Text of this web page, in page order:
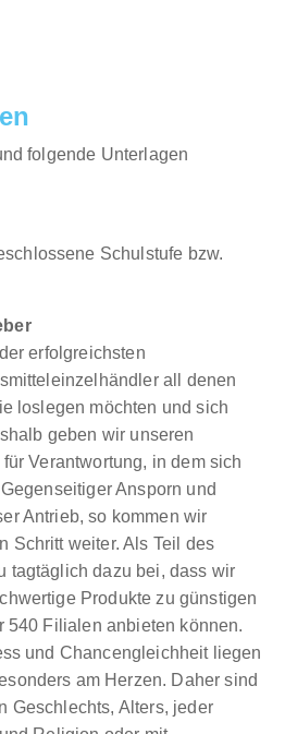
folgende Unterlagen
Schulstufe bzw.
erfolgreichsten
all denen
loslegen möchten und sich
geben wir unseren
Verantwortung, in dem sich
Ansporn und
Antrieb, so kommen wir
Schritt weiter. Als Teil des
tagtäglich dazu bei, dass wir
Produkte zu günstigen
540 Filialen anbieten können.
und Chancengleichheit liegen
am Herzen. Daher sind
Geschlechts, Alters, jeder